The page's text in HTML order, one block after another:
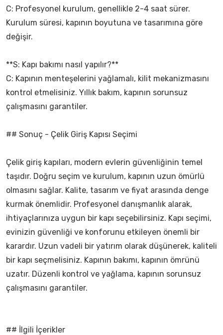
C: Profesyonel kurulum, genellikle 2-4 saat sürer.
Kurulum süresi, kapının boyutuna ve tasarımına göre
değişir.
**S: Kapı bakımı nasıl yapılır?**
C: Kapının menteşelerini yağlamalı, kilit mekanizmasını
kontrol etmelisiniz. Yıllık bakım, kapının sorunsuz
çalışmasını garantiler.
## Sonuç - Çelik Giriş Kapısı Seçimi
Çelik giriş kapıları, modern evlerin güvenliğinin temel
taşıdır. Doğru seçim ve kurulum, kapının uzun ömürlü
olmasını sağlar. Kalite, tasarım ve fiyat arasında denge
kurmak önemlidir. Profesyonel danışmanlık alarak,
ihtiyaçlarınıza uygun bir kapı seçebilirsiniz. Kapı seçimi,
evinizin güvenliği ve konforunu etkileyen önemli bir
karardır. Uzun vadeli bir yatırım olarak düşünerek, kaliteli
bir kapı seçmelisiniz. Kapının bakımı, kapının ömrünü
uzatır. Düzenli kontrol ve yağlama, kapının sorunsuz
çalışmasını garantiler.
## İlgili İçerikler